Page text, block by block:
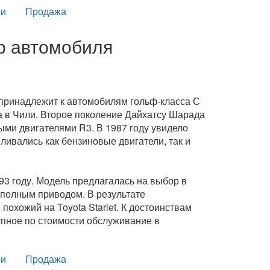
Продажа
автомобиля
к автомобилям гольф-класса С
в Чили. Второе поколение Дайхатсу Шарада
двигателями R3. В 1987 году увидело
как бензиновые двигатели, так и
году. Модель предлагалась на выбор в
приводом. В результате
на Toyota Starlet. К достоинствам
по стоимости обслуживание в
Продажа